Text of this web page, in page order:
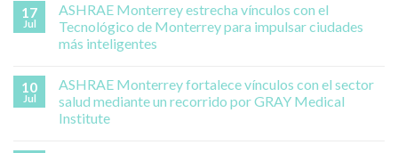
17
Jul
ASHRAE Monterrey estrecha vínculos con el
Tecnológico de Monterrey para impulsar ciudades
más inteligentes
10
Jul
ASHRAE Monterrey fortalece vínculos con el sector
salud mediante un recorrido por GRAY Medical
Institute